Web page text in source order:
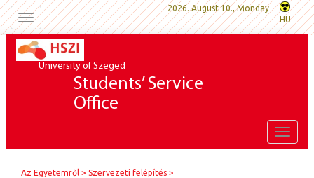
Toggle
navigation
2026. August 10., Monday
HU
University of Szeged
Students’ Service
Office
Toggle
Az Egyetemről
Szervezeti felépítés